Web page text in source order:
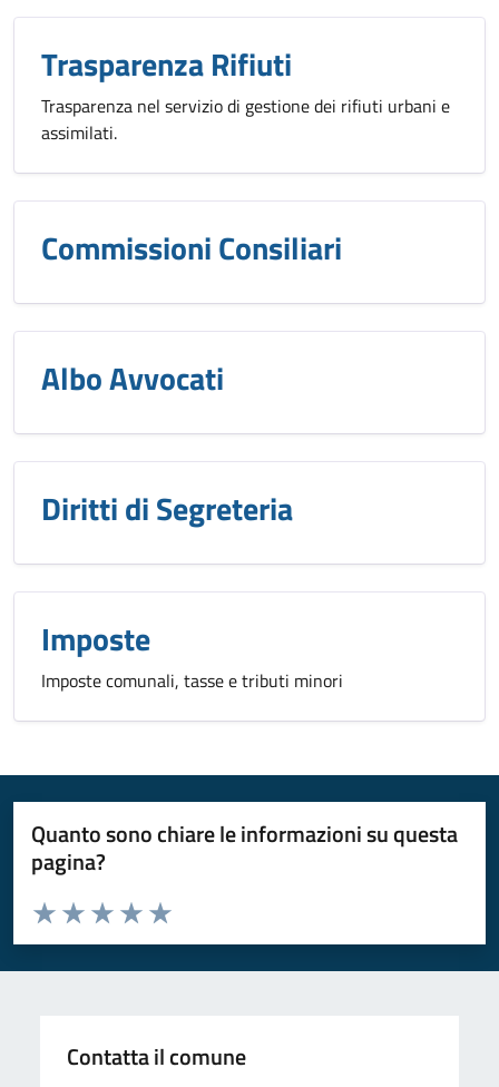
Trasparenza Rifiuti
Trasparenza nel servizio di gestione dei rifiuti urbani e
assimilati.
Commissioni Consiliari
Albo Avvocati
Diritti di Segreteria
Imposte
Imposte comunali, tasse e tributi minori
Quanto sono chiare le informazioni su questa
pagina?
Valuta da 1 a 5 stelle la pagina
Valuta 5 stelle su 5
Valuta 4 stelle su 5
Valuta 3 stelle su 5
Valuta 2 stelle su 5
Valuta 1 stelle su 5
Contatta il comune